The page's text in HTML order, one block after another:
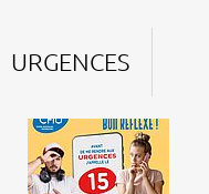
URGENCES